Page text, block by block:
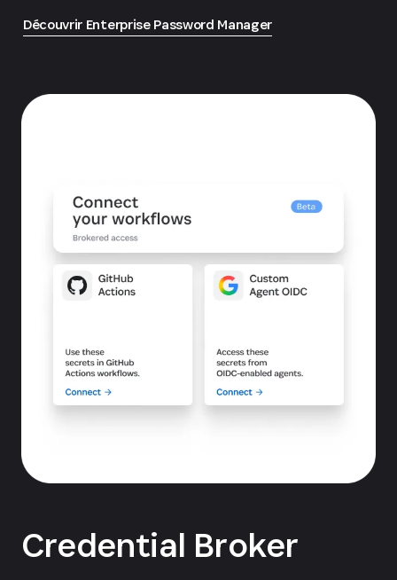
Découvrir Enterprise Password Manager
Credential Broker